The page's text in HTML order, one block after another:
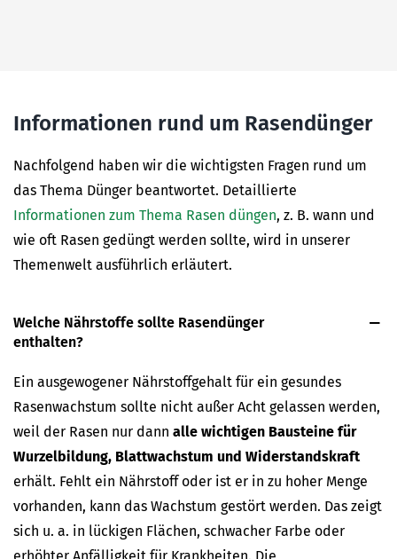
Informationen rund um Rasendünger
Nachfolgend haben wir die wichtigsten Fragen rund um
das Thema Dünger beantwortet. Detaillierte
Informationen zum Thema Rasen düngen, z. B. wann und
wie oft Rasen gedüngt werden sollte, wird in unserer
Themenwelt ausführlich erläutert.
Welche Nährstoffe sollte Rasendünger
enthalten?
Ein ausgewogener Nährstoffgehalt für ein gesundes
Rasenwachstum sollte nicht außer Acht gelassen werden,
weil der Rasen nur dann alle wichtigen Bausteine für
Wurzelbildung, Blattwachstum und Widerstandskraft
erhält. Fehlt ein Nährstoff oder ist er in zu hoher Menge
vorhanden, kann das Wachstum gestört werden. Das zeigt
sich u. a. in lückigen Flächen, schwacher Farbe oder